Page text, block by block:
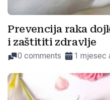
Prevencija raka
i zaštititi zdravlje
0 comments 1 mjesec